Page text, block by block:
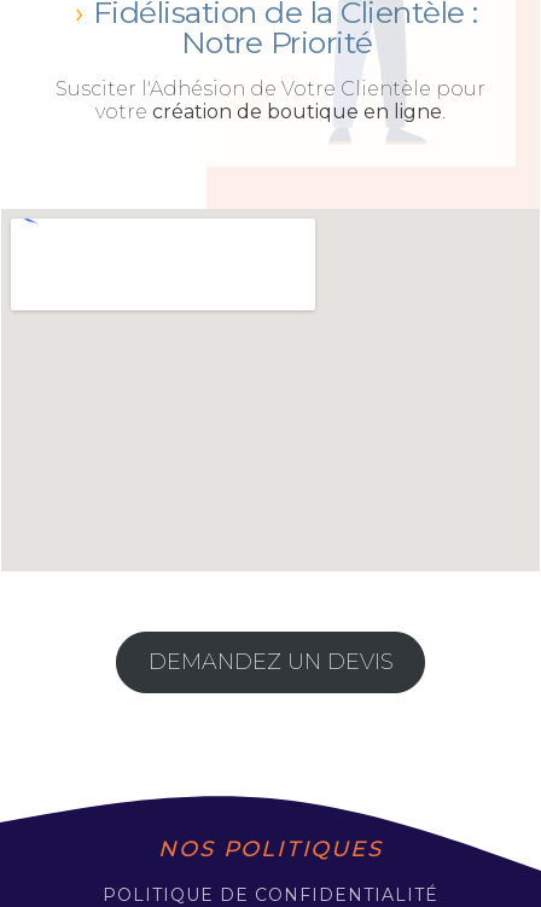
Fidélisation de la Clientèle :
Notre Priorité
Susciter l'Adhésion de Votre Clientèle pour
votre création de boutique en ligne
DEMANDEZ UN DEVIS
NOS POLITIQUES
POLITIQUE DE CONFIDENTIALITÉ